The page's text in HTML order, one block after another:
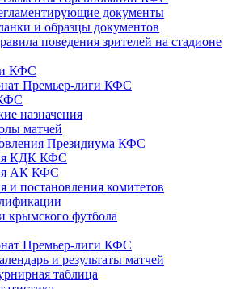
документы
и образцы документов
поведения зрителей на стадионе
КФС
Премьер-лиги КФС
назначения
матчей
Президиума КФС
КДК КФС
АК КФС
и постановления комитетов
крымского футбола
Премьер-лиги КФС
и результаты матчей
таблица